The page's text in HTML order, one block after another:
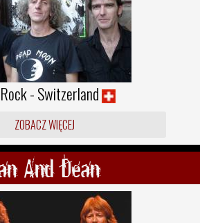
- Switzerland
ZOBACZ WIĘCEJ
And Dean